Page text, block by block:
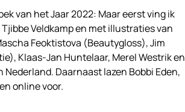
van het Jaar 2022: Maar eerst ving ik
Veldkamp en met illustraties van
Feoktistova (Beautygloss), Jim
Klaas-Jan Huntelaar, Merel Westrik en
Daarnaast lazen Bobbi Eden,
online voor.